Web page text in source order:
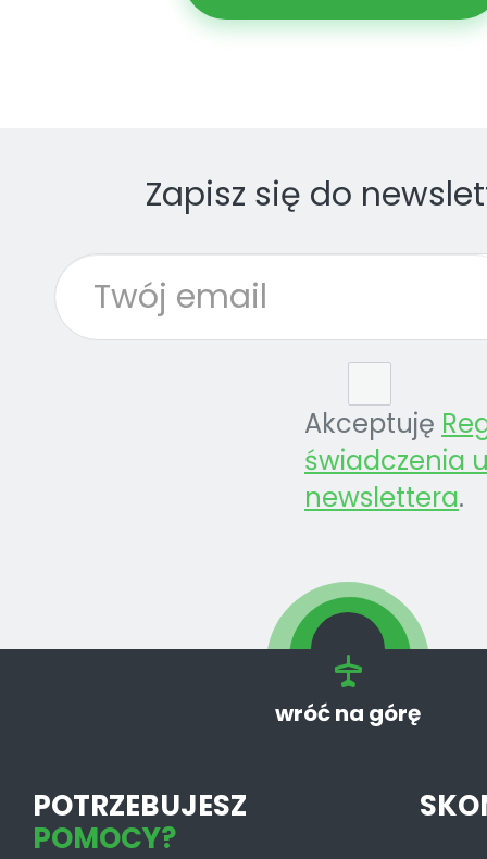
Zapisz się do
Akceptuję
świadczenia
newslettera.
wróć na górę
POTRZEBUJESZ
POMOCY?